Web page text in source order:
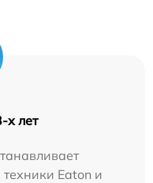
х лет
Eaton и